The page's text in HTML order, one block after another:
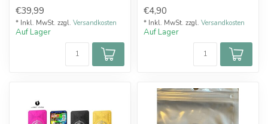
aus ech...
€39,99
* Inkl. MwSt. zzgl. Versandkosten
Auf Lager
hochwert...
€4,90
* Inkl. MwSt. zzgl. Versandkosten
Auf Lager